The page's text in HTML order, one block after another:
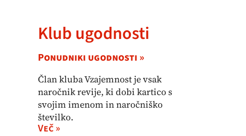
Klub ugodnosti
Ponudniki ugodnosti »
Član kluba Vzajemnost je vsak
naročnik revije, ki dobi kartico s
svojim imenom in naročniško
številko.
Več »